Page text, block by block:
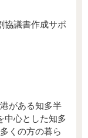
協議書作成サポ
がある知多半
中心とした知多
くの方の暮ら